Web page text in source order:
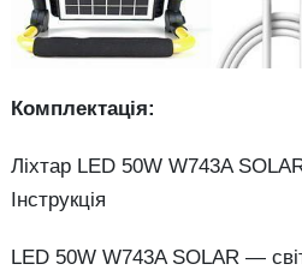
Комплектація:
Ліхтар LED 50W W743A
Інструкція
LED 50W W743A SOLAR —